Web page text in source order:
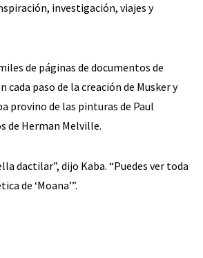
investigación, viajes y
de páginas de documentos de
paso de la creación de Musker y
provino de las pinturas de Paul
de Herman Melville.
dactilar”, dijo Kaba. “Puedes ver toda
de ‘Moana’”.